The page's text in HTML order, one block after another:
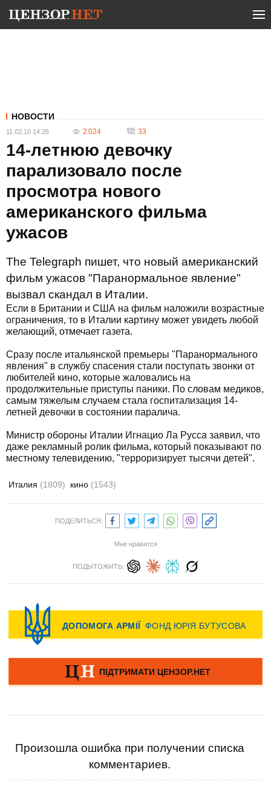
НОВОСТИ
11.02.10 14:26 2 024 33
14-летнюю девочку
парализовало после
просмотра нового
американского фильма
ужасов
The Telegraph пишет, что новый американский
фильм ужасов "Паранормальное явление"
вызвал скандал в Италии.
Если в Британии и США на фильм наложили возрастные
ограничения, то в Италии картину может увидеть любой
желающий, отмечает газета.
Сразу после итальянской премьеры "Паранормального
явления" в службу спасения стали поступать звонки от
любителей кино, которые жаловались на
продолжительные приступы паники. По словам медиков,
самым тяжелым случаем стала госпитализация 14-
летней девочки в состоянии паралича.
Министр обороны Италии Игнацио Ла Русса заявил, что
даже рекламный ролик фильма, который показывают по
местному телевидению, "терроризирует тысячи детей".
Италия (1809) кино (1543)
ПОДЕЛИТЬСЯ:
Мне нравится
ПОДЫТОЖИТЬ:
Произошла ошибка при получении списка
комментариев.